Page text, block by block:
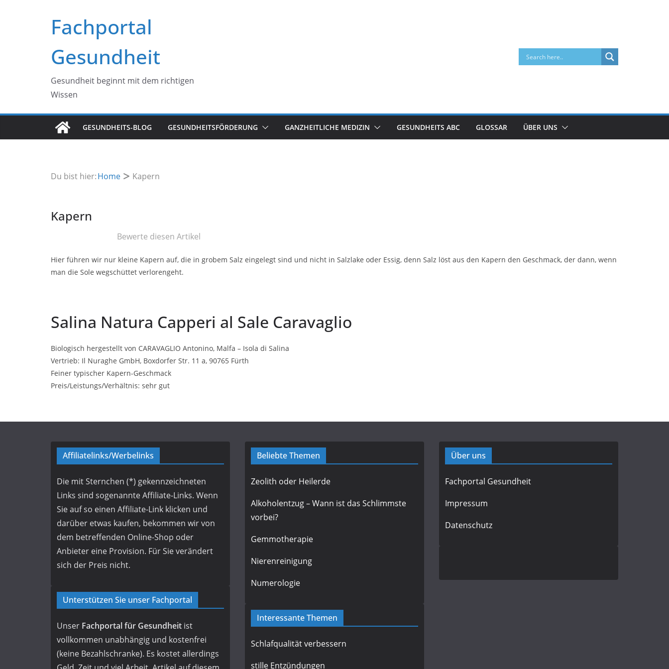
Fachportal
Gesundheit
Gesundheit beginnt mit dem richtigen
Wissen
GESUNDHEITS-BLOG GESUNDHEITSFÖRDERUNG GANZHEITLICHE MEDIZIN GESUNDHEITS ABC GLOSSAR ÜBER UNS
Du bist hier:Home Kapern
Kapern
Bewerte diesen Artikel
Hier führen wir nur kleine Kapern auf, die in grobem Salz eingelegt sind und nicht in Salzlake oder Essig, denn Salz löst aus den Kapern den Geschmack, der dann, wenn
man die Sole wegschüttet verlorengeht.
Salina Natura Capperi al Sale Caravaglio
Biologisch hergestellt von CARAVAGLIO Antonino, Malfa – Isola di Salina
Vertrieb: Il Nuraghe GmbH, Boxdorfer Str. 11 a, 90765 Fürth
Feiner typischer Kapern-Geschmack
Preis/Leistungs/Verhältnis: sehr gut
Affiliatelinks/Werbelinks
Die mit Sternchen (*) gekennzeichneten
Links sind sogenannte Affiliate-Links. Wenn
Sie auf so einen Affiliate-Link klicken und
darüber etwas kaufen, bekommen wir von
dem betreffenden Online-Shop oder
Anbieter eine Provision. Für Sie verändert
sich der Preis nicht.
Unterstützen Sie unser Fachportal
Unser Fachportal für Gesundheit ist
vollkommen unabhängig und kostenfrei
(keine Bezahlschranke). Es kostet allerdings
Beliebte Themen
Zeolith oder Heilerde
Alkoholentzug – Wann ist das Schlimmste
vorbei?
Gemmotherapie
Nierenreinigung
Numerologie
Interessante Themen
Schlafqualität verbessern
stille Entzündungen
Über uns
Fachportal Gesundheit
Impressum
Datenschutz